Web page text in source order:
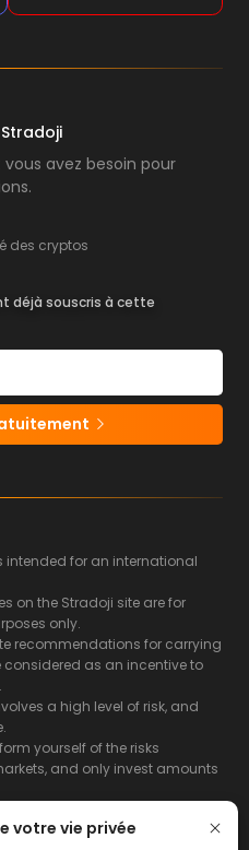
votre vie privée
avez besoin pour
des cryptos
déjà souscris à cette
intended for an international
on the Stradoji site are for
only.
recommendations for carrying
as an incentive to
a high level of risk, and
yourself of the risks
and only invest amounts
the results or the
the information contained on